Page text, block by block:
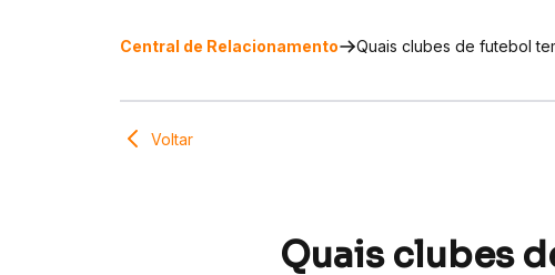
Central de Relacionamento Quais clubes de futebol
Voltar
Quais clubes